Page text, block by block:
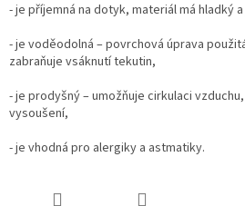
- je příjemná na dotyk, materiál má hladký
- je voděodolná – povrchová úprava
zabraňuje vsáknutí tekutin,
- je prodyšný – umožňuje cirkulaci
vysoušení,
- je vhodná pro alergiky a astmatiky.